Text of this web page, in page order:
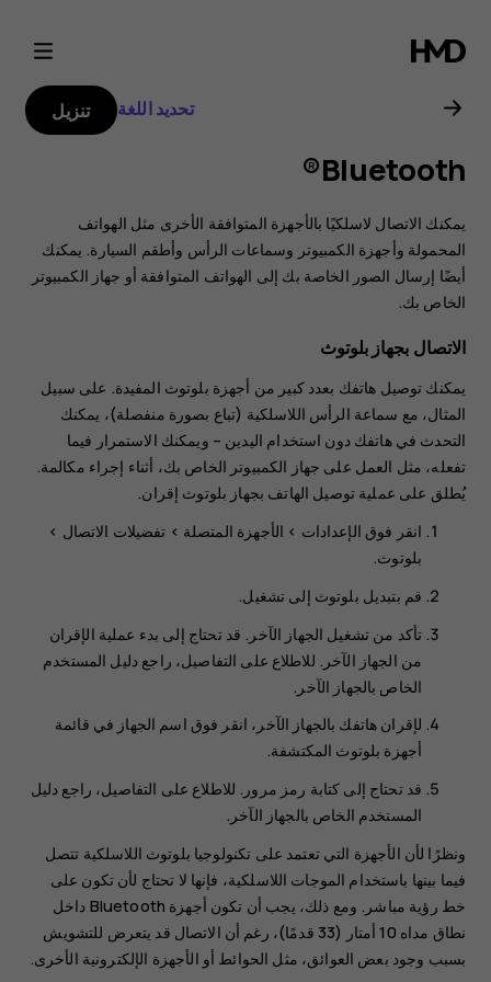
دليل
مستخدم
هاتف
Nokia
6.2
تحديد اللغة تنزيل
Bluetooth®
يمكنك الاتصال لاسلكيًا بالأجهزة المتوافقة الأخرى مثل الهواتف
المحمولة وأجهزة الكمبيوتر وسماعات الرأس وأطقم السيارة. يمكنك
أيضًا إرسال الصور الخاصة بك إلى الهواتف المتوافقة أو جهاز الكمبيوتر
الخاص بك.
الاتصال بجهاز بلوتوث
يمكنك توصيل هاتفك بعدد كبير من أجهزة بلوتوث المفيدة. على سبيل
المثال، مع سماعة الرأس اللاسلكية (تباع بصورة منفصلة)، يمكنك
التحدث في هاتفك دون استخدام اليدين – ويمكنك الاستمرار فيما
تفعله، مثل العمل على جهاز الكمبيوتر الخاص بك، أثناء إجراء مكالمة.
يُطلق على عملية توصيل الهاتف بجهاز بلوتوث إقران.
انقر فوق الإعدادات > الأجهزة المتصلة > تفضيلات الاتصال >
بلوتوث.
قم بتبديل بلوتوث إلى تشغيل.
تأكد من تشغيل الجهاز الآخر. قد تحتاج إلى بدء عملية الإقران
من الجهاز الآخر. للاطلاع على التفاصيل، راجع دليل المستخدم
الخاص بالجهاز الآخر.
لإقران هاتفك بالجهاز الآخر، انقر فوق اسم الجهاز في قائمة
أجهزة بلوتوث المكتشفة.
قد تحتاج إلى كتابة رمز مرور. للاطلاع على التفاصيل، راجع دليل
المستخدم الخاص بالجهاز الآخر.
ونظرًا لأن الأجهزة التي تعتمد على تكنولوجيا بلوتوث اللاسلكية تتصل
فيما بينها باستخدام الموجات اللاسلكية، فإنها لا تحتاج لأن تكون على
خط رؤية مباشر. ومع ذلك، يجب أن تكون أجهزة Bluetooth داخل
نطاق مداه 10 أمتار (33 قدمًا)، رغم أن الاتصال قد يتعرض للتشويش
بسبب وجود بعض العوائق، مثل الحوائط أو الأجهزة الإلكترونية الأخرى.